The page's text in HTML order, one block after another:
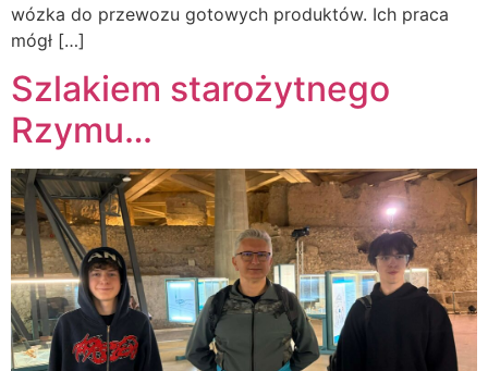
wózka do przewozu gotowych produktów. Ich praca
mógł […]
Szlakiem starożytnego
Rzymu…